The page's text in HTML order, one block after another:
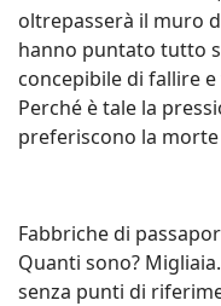
oltrepasserà il muro
hanno puntato tutto
concepibile di fallire
Perché è tale la
preferiscono la
Fabbriche di
Quanti sono?
senza punti di